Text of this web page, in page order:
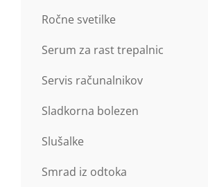
Ročne svetilke
Serum za rast trepalnic
Servis računalnikov
Sladkorna bolezen
Slušalke
Smrad iz odtoka